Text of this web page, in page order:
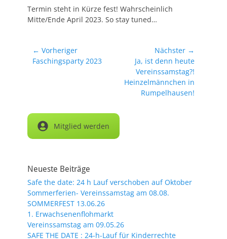
Termin steht in Kürze fest! Wahrscheinlich
Mitte/Ende April 2023. So stay tuned…
Beitragsnavigation
← Vorheriger
Vorheriger
Faschingsparty 2023
Nächster →
Nächster
Beitrag:
Ja, ist denn heute
Vereinssamstag?!
Heinzelmännchen in
Rumpelhausen!
Mitglied werden
Neueste Beiträge
Safe the date: 24 h Lauf verschoben auf Oktober
Sommerferien- Vereinssamstag am 08.08.
SOMMERFEST 13.06.26
1. Erwachsenenflohmarkt
Vereinssamstag am 09.05.26
SAFE THE DATE : 24-h-Lauf für Kinderrechte